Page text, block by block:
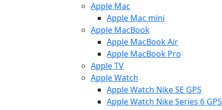
Apple Mac
Apple Mac mini
Apple MacBook
Apple MacBook Air
Apple MacBook Pro
Apple TV
Apple Watch
Apple Watch Nike SE GPS
Apple Watch Nike Series 6 GPS